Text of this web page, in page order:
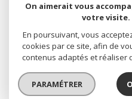
05 56 95 55 70
On aimerait vous
votre visite.
En poursuivant, vous
cookies par ce site, afin de
contenus adaptés et réaliser
PARAMÉTRER